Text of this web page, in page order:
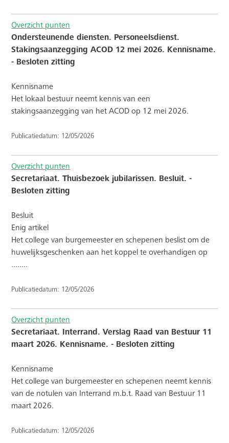
Overzicht punten
Ondersteunende diensten. Personeelsdienst.
Stakingsaanzegging ACOD 12 mei 2026. Kennisname.
- Besloten zitting
Kennisname
Het lokaal bestuur neemt kennis van een
stakingsaanzegging van het ACOD op 12 mei 2026.
Publicatiedatum: 12/05/2026
Overzicht punten
Secretariaat. Thuisbezoek jubilarissen. Besluit. -
Besloten zitting
Besluit
Enig artikel
Het college van burgemeester en schepenen beslist om de
huwelijksgeschenken aan het koppel te overhandigen op
........
Publicatiedatum: 12/05/2026
Overzicht punten
Secretariaat. Interrand. Verslag Raad van Bestuur 11
maart 2026. Kennisname. - Besloten zitting
Kennisname
Het college van burgemeester en schepenen neemt kennis
van de notulen van Interrand m.b.t. Raad van Bestuur 11
maart 2026.
Publicatiedatum: 12/05/2026